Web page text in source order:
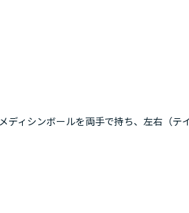
メディシンボールを両手で持ち、左右（テ